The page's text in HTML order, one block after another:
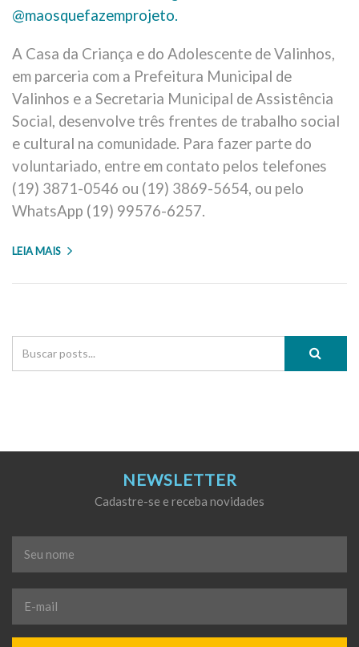
@maosquefazemprojeto.
A Casa da Criança e do Adolescente de Valinhos,
em parceria com a Prefeitura Municipal de
Valinhos e a Secretaria Municipal de Assistência
Social, desenvolve três frentes de trabalho social
e cultural na comunidade. Para fazer parte do
voluntariado, entre em contato pelos telefones
(19) 3871-0546 ou (19) 3869-5654, ou pelo
WhatsApp (19) 99576-6257.
LEIA MAIS
NEWSLETTER
Cadastre-se e receba novidades
Seu
nome
*
E-
mail
*